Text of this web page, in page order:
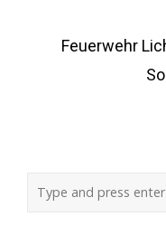
Feuerwehr